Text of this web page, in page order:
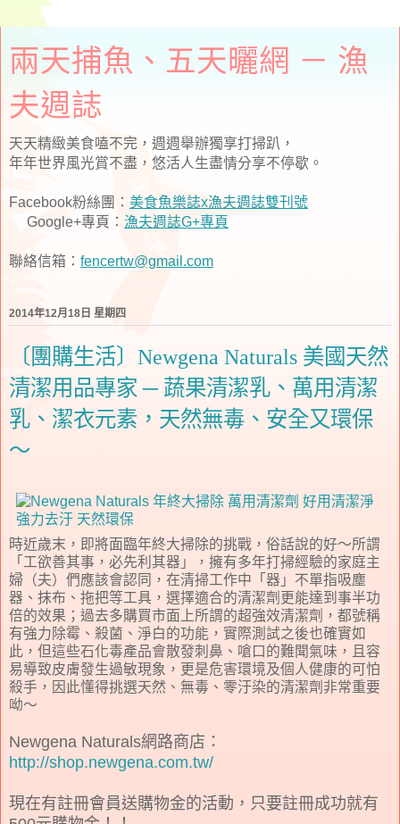
兩天捕魚、五天曬網 － 漁
夫週誌
天天精緻美食嗑不完，週週舉辦獨享打掃趴，
年年世界風光賞不盡，悠活人生盡情分享不停歇。
Facebook粉絲團： 美食魚樂誌x漁夫週誌雙刊號
Google+專頁： 漁夫週誌G+專頁
聯絡信箱： fencertw@gmail.com
2014年12月18日 星期四
〔團購生活〕Newgena Naturals 美國天然
清潔用品專家 ─ 蔬果清潔乳、萬用清潔
乳、潔衣元素，天然無毒、安全又環保
～
時近歲末，即將面臨年終大掃除的挑戰，俗話說的好～所謂
「工欲善其事，必先利其器」，擁有多年打掃經驗的家庭主
婦（夫）們應該會認同，在清掃工作中「器」不單指吸塵
器、抹布、拖把等工具，選擇適合的清潔劑更能達到事半功
倍的效果；過去多購買市面上所謂的超強效清潔劑，都號稱
有強力除霉、殺菌、淨白的功能，實際測試之後也確實如
此，但這些石化毒產品會散發刺鼻、嗆口的難聞氣味，且容
易導致皮膚發生過敏現象，更是危害環境及個人健康的可怕
殺手，因此懂得挑選天然、無毒、零汙染的清潔劑非常重要
呦～
Newgena Naturals網路商店：
http://shop.newgena.com.tw/
現在有註冊會員送購物金的活動，只要註冊成功就有